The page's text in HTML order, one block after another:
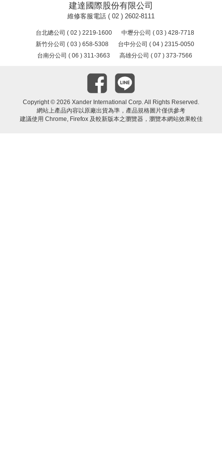
建達國際股份有限公司
維修客服電話 ( 02 ) 2602-8111
台北總公司 ( 02 ) 2219-1600
中壢分公司 ( 03 ) 428-7718
新竹分公司 ( 03 ) 658-5308
台中分公司 ( 04 ) 2315-0050
台南分公司 ( 06 ) 311-3663
高雄分公司 ( 07 ) 373-7566
Copyright © 2026 Xander International Corp. All Rights Reserved.
網站上產品內容以原廠出貨為準，產品規格圖片僅供參考
建議使用 Chrome, Firefox 及較新版本之瀏覽器，瀏覽本網站效果較佳